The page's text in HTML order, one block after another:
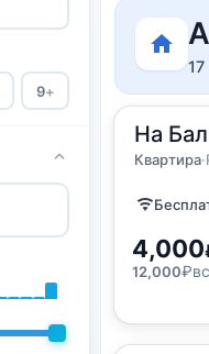
9+
На
Квартира·
55 м2 ·до
4,000
12,000₽